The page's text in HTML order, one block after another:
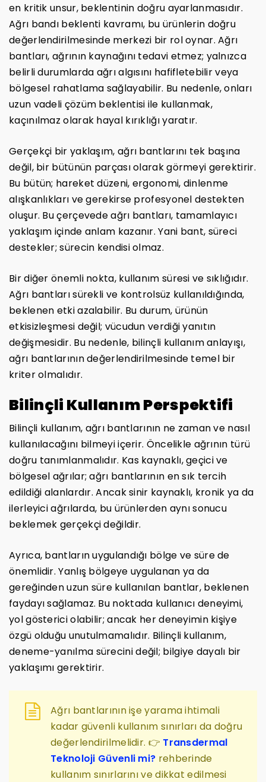
en kritik unsur, beklentinin doğru ayarlanmasıdır.
Ağrı bandı beklenti kavramı, bu ürünlerin doğru
değerlendirilmesinde merkezi bir rol oynar. Ağrı
bantları, ağrının kaynağını tedavi etmez; yalnızca
belirli durumlarda ağrı algısını hafifletebilir veya
bölgesel rahatlama sağlayabilir. Bu nedenle, onları
uzun vadeli çözüm beklentisi ile kullanmak,
kaçınılmaz olarak hayal kırıklığı yaratır.
Gerçekçi bir yaklaşım, ağrı bantlarını tek başına
değil, bir bütünün parçası olarak görmeyi gerektirir.
Bu bütün; hareket düzeni, ergonomi, dinlenme
alışkanlıkları ve gerekirse profesyonel destekten
oluşur. Bu çerçevede ağrı bantları, tamamlayıcı
yaklaşım içinde anlam kazanır. Yani bant, süreci
destekler; sürecin kendisi olmaz.
Bir diğer önemli nokta, kullanım süresi ve sıklığıdır.
Ağrı bantları sürekli ve kontrolsüz kullanıldığında,
beklenen etki azalabilir. Bu durum, ürünün
etkisizleşmesi değil; vücudun verdiği yanıtın
değişmesidir. Bu nedenle, bilinçli kullanım anlayışı,
ağrı bantlarının değerlendirilmesinde temel bir
kriter olmalıdır.
Bilinçli Kullanım Perspektifi
Bilinçli kullanım, ağrı bantlarının ne zaman ve nasıl
kullanılacağını bilmeyi içerir. Öncelikle ağrının türü
doğru tanımlanmalıdır. Kas kaynaklı, geçici ve
bölgesel ağrılar; ağrı bantlarının en sık tercih
edildiği alanlardır. Ancak sinir kaynaklı, kronik ya da
ilerleyici ağrılarda, bu ürünlerden aynı sonucu
beklemek gerçekçi değildir.
Ayrıca, bantların uygulandığı bölge ve süre de
önemlidir. Yanlış bölgeye uygulanan ya da
gereğinden uzun süre kullanılan bantlar, beklenen
faydayı sağlamaz. Bu noktada kullanıcı deneyimi,
yol gösterici olabilir; ancak her deneyimin kişiye
özgü olduğu unutulmamalıdır. Bilinçli kullanım,
deneme-yanılma sürecini değil; bilgiye dayalı bir
yaklaşımı gerektirir.
Ağrı bantlarının işe yarama ihtimali
kadar güvenli kullanım sınırları da doğru
değerlendirilmelidir. 👉 Transdermal
Teknoloji Güvenli mi? rehberinde
kullanım sınırlarını ve dikkat edilmesi